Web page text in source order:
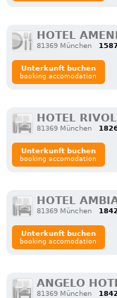
HOTEL
81369 München
Unterkunft buchen
booking accomodation
HOTEL
81369 München
Unterkunft buchen
booking accomodation
HOTEL
81369 München
Unterkunft buchen
booking accomodation
ANGELO
81369 München